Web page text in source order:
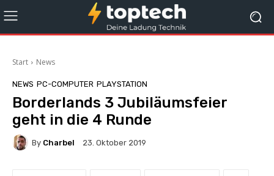
Start News
NEWS PC-COMPUTER PLAYSTATION
Borderlands 3 Jubiläumsfeier
geht in die 4 Runde
By Charbel 23. Oktober 2019